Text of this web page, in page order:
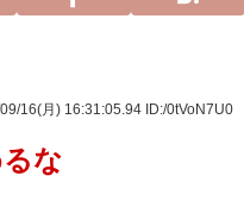
09/16(月) 16:31:05.94 ID:/0tVoN7U0
な